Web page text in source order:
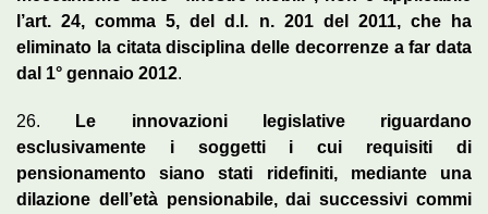
l’art. 24, comma 5, del d.l. n. 201 del 2011, che ha
eliminato la citata disciplina delle decorrenze a far data
dal 1° gennaio 2012.
26.
Le innovazioni legislative riguardano
esclusivamente i soggetti i cui requisiti di
pensionamento siano stati ridefiniti, mediante una
dilazione dell’età pensionabile, dai successivi commi